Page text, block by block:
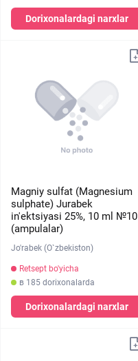
Dorixonalardagi narxlar
Magniy sulfat (Magnesium
sulphate) Jurabek
in'ektsiyasi 25%, 10 ml №10
(ampulalar)
Jo'rabek (O`zbekiston)
Retsept bo'yicha
в 185 dorixonalarda
Dorixonalardagi narxlar